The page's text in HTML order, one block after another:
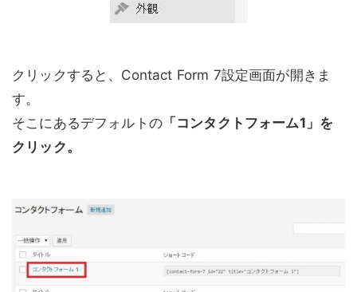
クリックすると、Contact Form 7設定画面が開きま
す。
そこにあるデフォルトの「コンタクトフォーム1」を
クリック。